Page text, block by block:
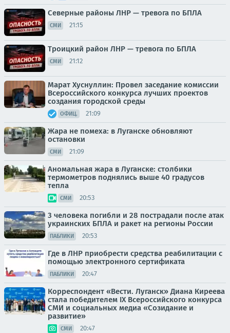
Северные районы ЛНР — тревога по БПЛА
СМИ 21:15
Троицкий район ЛНР — тревога по БПЛА
СМИ 21:12
Марат Хуснуллин: Провел заседание комиссии
Всероссийского конкурса лучших проектов
создания городской среды
ОФИЦ. 21:09
Жара не помеха: в Луганске обновляют
остановки
СМИ 21:09
Аномальная жара в Луганске: столбики
термометров поднялись выше 40 градусов
тепла
СМИ 20:53
3 человека погибли и 28 пострадали после атак
украинских БПЛА и ракет на регионы России
ПАБЛИКИ 20:53
Где в ЛНР приобрести средства реабилитации с
помощью электронного сертификата
ПАБЛИКИ 20:47
Корреспондент «Вести. Луганск» Диана Киреева
стала победителем IX Всероссийского конкурса
СМИ и социальных медиа «Созидание и
развитие»
СМИ 20:47